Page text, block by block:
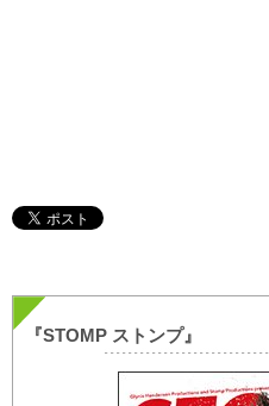
『STOMP ストンプ』